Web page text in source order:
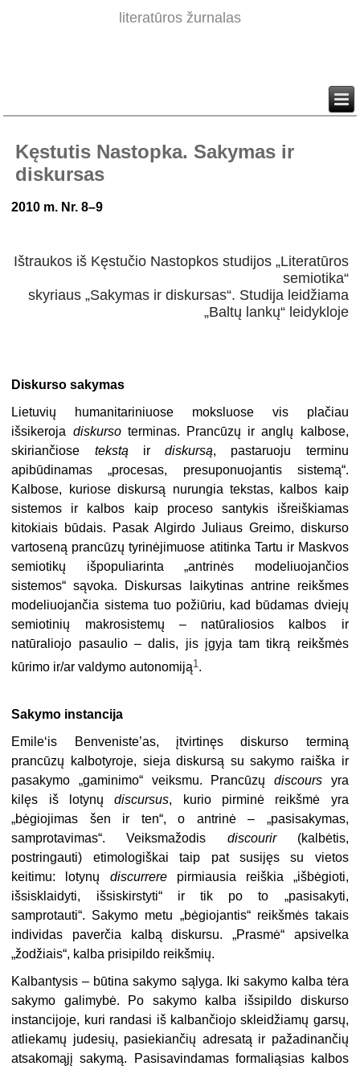
literatūros žurnalas
Kęstutis Nastopka. Sakymas ir
diskursas
2010 m. Nr. 8–9
Ištraukos iš Kęstučio Nastopkos studijos „Literatūros
semiotika“
skyriaus „Sakymas ir diskursas“. Studija leidžiama
„Baltų lankų“ leidykloje
Diskurso sakymas
Lietuvių humanitariniuose moksluose vis plačiau
išsikeroja diskursoterminas. Prancūzų ir anglų kalbose,
skiriančiose tekstąirdiskursą, pastaruoju terminu
apibūdinamas „procesas, presuponuojantis sistemą“.
Kalbose, kuriose diskursą nurungia tekstas, kalbos kaip
sistemos ir kalbos kaip proceso santykis išreiškiamas
kitokiais būdais. Pasak Algirdo Juliaus Greimo, diskurso
vartoseną prancūzų tyrinėjimuose atitinka Tartu ir Maskvos
semiotikų išpopuliarinta „antrinės modeliuojančios
sistemos“ sąvoka. Diskursas laikytinas antrine reikšmes
modeliuojančia sistema tuo požiūriu, kad būdamas dviejų
semiotinių makrosistemų – natūraliosios kalbos ir
natūraliojo pasaulio – dalis, jis įgyja tam tikrą reikšmės
kūrimo ir/ar valdymo autonomiją1 .
Sakymo instancija
Emile‘is Benveniste’as, įtvirtinęs diskurso terminą
prancūzų kalbotyroje, sieja diskursą su sakymo raiška ir
pasakymo „gaminimo“ veiksmu. Prancūzų discoursyra
kilęs iš lotynųdiscursus, kurio pirminė reikšmė yra
„bėgiojimas šen ir ten“, o antrinė – „pasisakymas,
samprotavimas“. Veiksmažodis discourir(kalbėtis,
postringauti) etimologiškai taip pat susijęs su vietos
keitimu: lotynų discurrerepirmiausia reiškia „išbėgioti,
išsisklaidyti, išsiskirstyti“ ir tik po to „pasisakyti,
samprotauti“. Sakymo metu „bėgiojantis“ reikšmės takais
individas paverčia kalbą diskursu. „Prasmė“ apsivelka
„žodžiais“, kalba prisipildo reikšmių.
Kalbantysis – būtina sakymo sąlyga. Iki sakymo kalba tėra
sakymo galimybė. Po sakymo kalba išsipildo diskurso
instancijoje, kuri randasi iš kalbančiojo skleidžiamų garsų,
atliekamų judesių, pasiekiančių adresatą ir pažadinančių
atsakomąjį sakymą. Pasisavindamas formaliąsias kalbos